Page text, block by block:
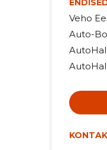
Veho
Auto-